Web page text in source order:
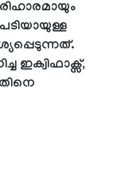
ഇക്വിഫാക്സ്,